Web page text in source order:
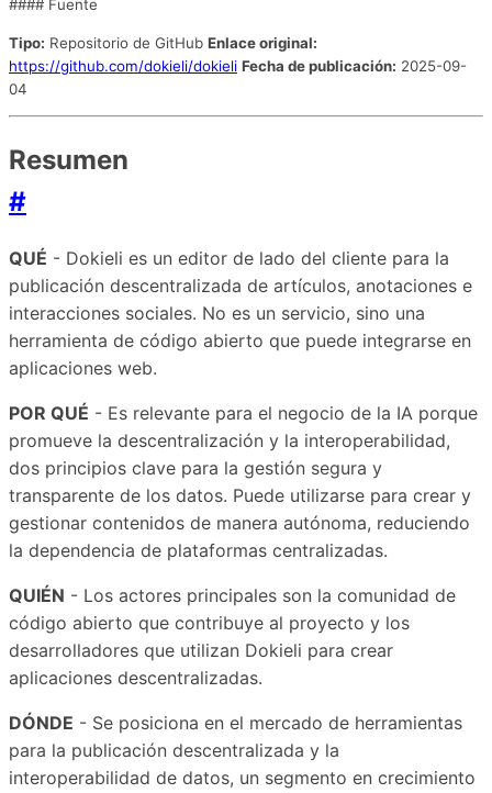
#### Fuente
Tipo: Repositorio de GitHub Enlace original:
https://github.com/dokieli/dokieli Fecha de publicación: 2025-09-
04
Resumen
#
QUÉ - Dokieli es un editor de lado del cliente para la
publicación descentralizada de artículos, anotaciones e
interacciones sociales. No es un servicio, sino una
herramienta de código abierto que puede integrarse en
aplicaciones web.
POR QUÉ - Es relevante para el negocio de la IA porque
promueve la descentralización y la interoperabilidad,
dos principios clave para la gestión segura y
transparente de los datos. Puede utilizarse para crear y
gestionar contenidos de manera autónoma, reduciendo
la dependencia de plataformas centralizadas.
QUIÉN - Los actores principales son la comunidad de
código abierto que contribuye al proyecto y los
desarrolladores que utilizan Dokieli para crear
aplicaciones descentralizadas.
DÓNDE - Se posiciona en el mercado de herramientas
para la publicación descentralizada y la
interoperabilidad de datos, un segmento en crecimiento